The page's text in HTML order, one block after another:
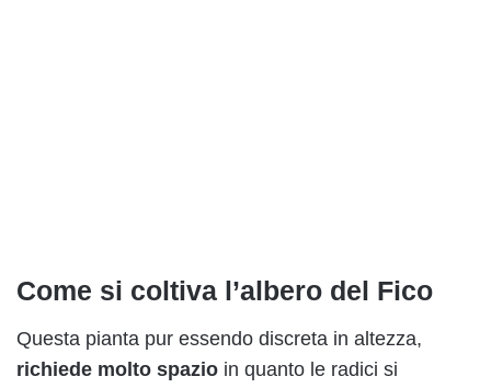
Come si coltiva l’albero del Fico
Questa pianta pur essendo discreta in altezza,
richiede molto spazio in quanto le radici si